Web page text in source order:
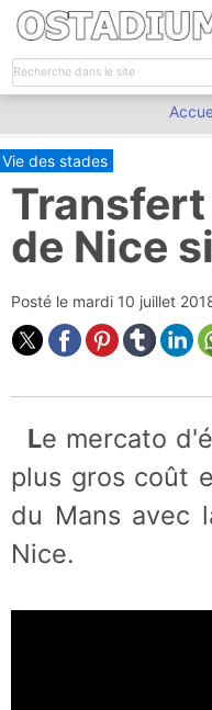
Vie des stades
de Nice
Posté le mardi 10 juillet
Le mercato d'été bat son plein, et le
plus gros coût
du Mans avec
Nice.